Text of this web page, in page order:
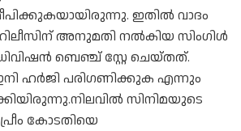
ഇതില്‍ വാദം
അനുമതി നല്‍കിയ സിംഗിള്‍
ബെഞ്ച് സ്റ്റേ ചെയ്തത്.
ഹര്‍ജി പരിഗണിക്കുക എന്നും
സിനിമയുടെ
കോടതിയെ